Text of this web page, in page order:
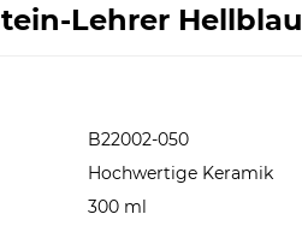
Lehrer Hellblau
B22002-050
Hochwertige Keramik
300 ml